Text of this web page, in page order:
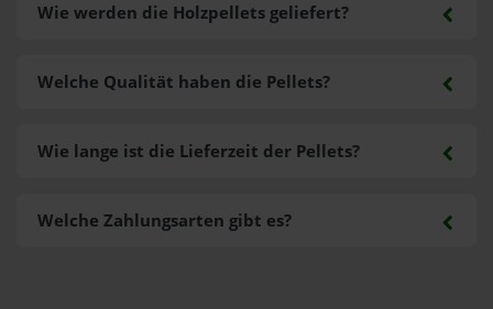
Wie werden die Holzpellets geliefert?
Welche Zahlungsarten gibt es?
Welche Qualität haben die Pellets?
Wie lange ist die Lieferzeit der Pellets?